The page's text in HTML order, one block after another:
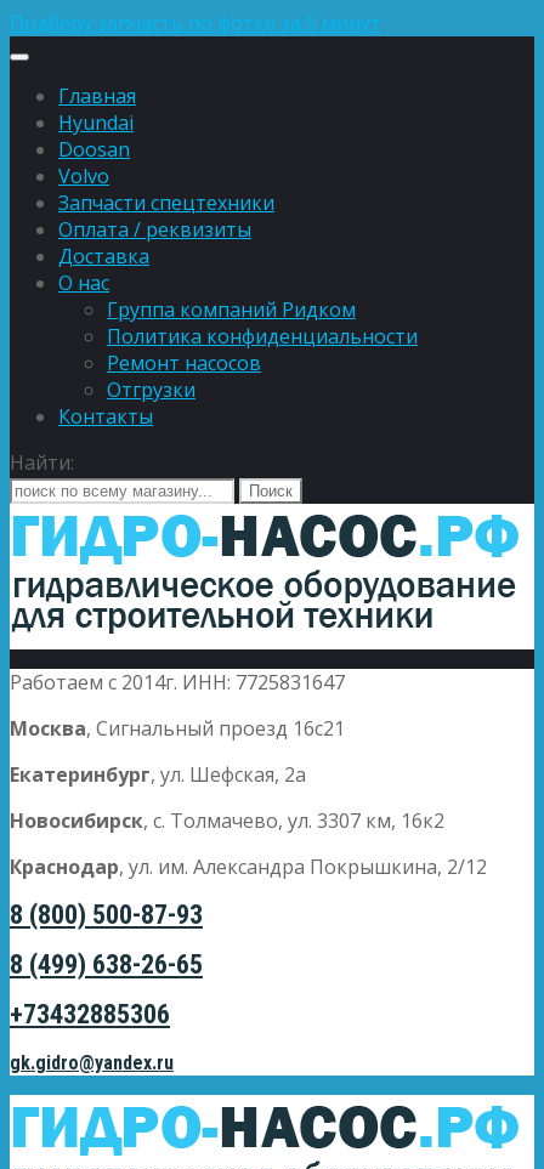
Подберу запчасть по фотке за 5 минут
Главная
Hyundai
Doosan
Volvo
Запчасти спецтехники
Оплата / реквизиты
Доставка
О нас
Группа компаний Ридком
Политика конфиденциальности
Ремонт насосов
Отгрузки
Контакты
Найти:
Работаем с 2014г. ИНН: 7725831647
Москва, Сигнальный проезд 16с21
Екатеринбург, ул. Шефская, 2а
Новосибирск, с. Толмачево, ул. 3307 км, 16к2
Краснодар, ул. им. Александра Покрышкина, 2/12
8 (800) 500-87-93
8 (499) 638-26-65
+73432885306
gk.gidro@yandex.ru